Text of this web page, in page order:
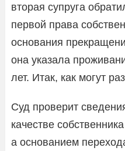
вторая супруга
первой права
основания
она указала
лет. Итак, как могут
Суд проверит
качестве
а основанием